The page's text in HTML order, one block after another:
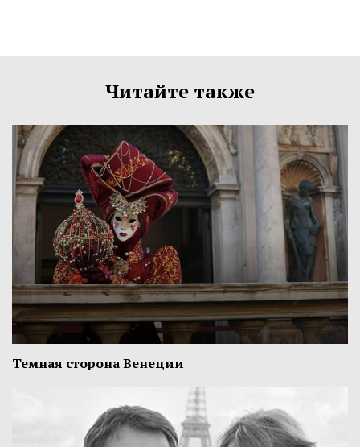
Читайте также
Темная сторона Венеции